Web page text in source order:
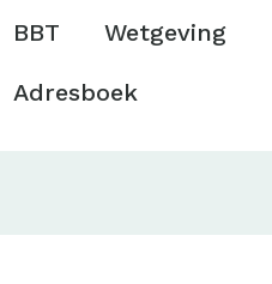
Hoofdmenu
BBT Wetgeving
Adresboek